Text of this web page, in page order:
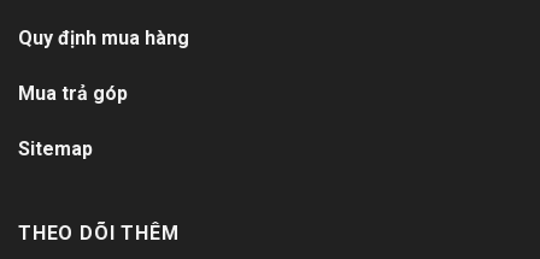
Quy định mua hàng
Mua trả góp
Sitemap
THEO DÕI THÊM